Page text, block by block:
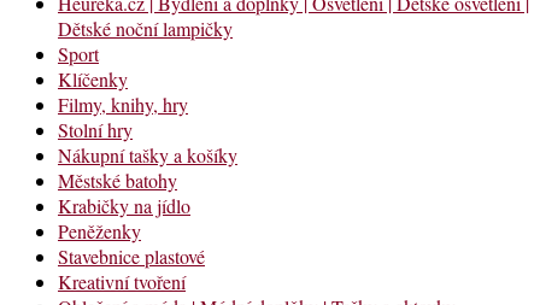
Dětské noční lampičky
Sport
Klíčenky
Filmy, knihy, hry
Stolní hry
Nákupní tašky a košíky
Městské batohy
Krabičky na jídlo
Peněženky
Stavebnice plastové
Kreativní tvoření